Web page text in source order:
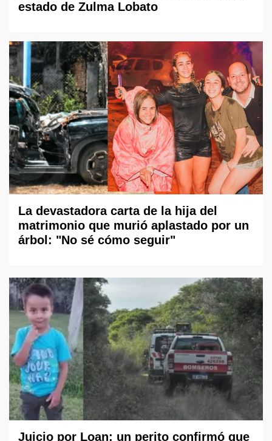
estado de Zulma Lobato
La devastadora carta de la hija del
matrimonio que murió aplastado por un
árbol: "No sé cómo seguir"
Juicio por Loan: un perito confirmó que